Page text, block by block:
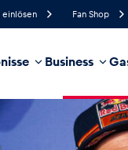
einlösen Fan Shop
Business
Südwest